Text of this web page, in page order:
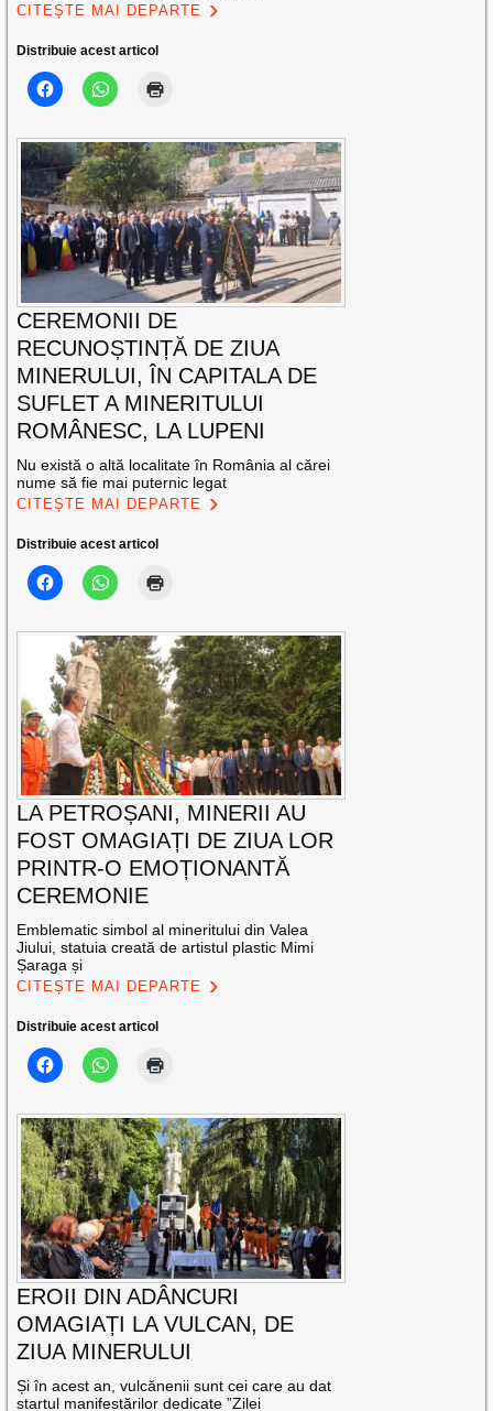
CITEȘTE MAI DEPARTE
Distribuie acest articol
CEREMONII DE
RECUNOȘTINȚĂ DE ZIUA
MINERULUI, ÎN CAPITALA DE
SUFLET A MINERITULUI
ROMÂNESC, LA LUPENI
Nu există o altă localitate în România al cărei
nume să fie mai puternic legat
CITEȘTE MAI DEPARTE
Distribuie acest articol
LA PETROȘANI, MINERII AU
FOST OMAGIAȚI DE ZIUA LOR
PRINTR-O EMOȚIONANTĂ
CEREMONIE
Emblematic simbol al mineritului din Valea
Jiului, statuia creată de artistul plastic Mimi
Șaraga și
CITEȘTE MAI DEPARTE
Distribuie acest articol
EROII DIN ADÂNCURI
OMAGIAȚI LA VULCAN, DE
ZIUA MINERULUI
Și în acest an, vulcănenii sunt cei care au dat
startul manifestărilor dedicate ”Zilei